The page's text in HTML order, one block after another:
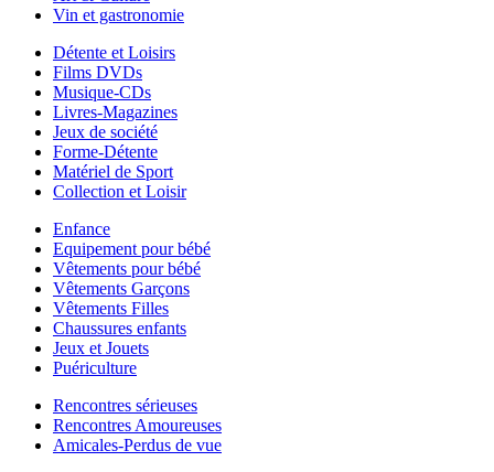
Vin et gastronomie
Détente et Loisirs
Films DVDs
Musique-CDs
Livres-Magazines
Jeux de société
Forme-Détente
Matériel de Sport
Collection et Loisir
Enfance
Equipement pour bébé
Vêtements pour bébé
Vêtements Garçons
Vêtements Filles
Chaussures enfants
Jeux et Jouets
Puériculture
Rencontres sérieuses
Rencontres Amoureuses
Amicales-Perdus de vue